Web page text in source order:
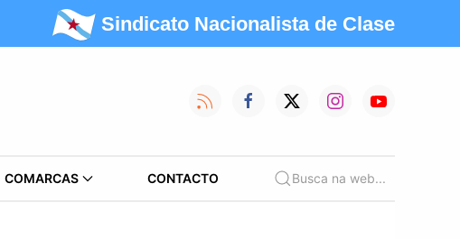
Sindicato Nacionalista de Clase
COMARCAS CONTACTO Busca na web...